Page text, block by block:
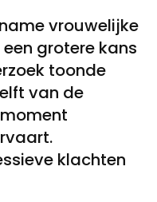
vrouwelijke
grotere kans
toonde
van de
klachten